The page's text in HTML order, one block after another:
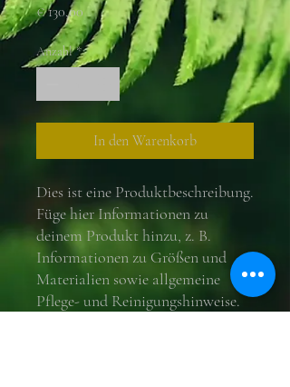
€ 130,00 Preis
Anzahl *
In den Warenkorb
Dies ist eine Produktbeschreibung.
Füge hier Informationen zu
deinem Produkt hinzu, z. B.
Informationen zu Größen und
Materialien sowie allgemeine
Pflege- und Reinigungshinweise.